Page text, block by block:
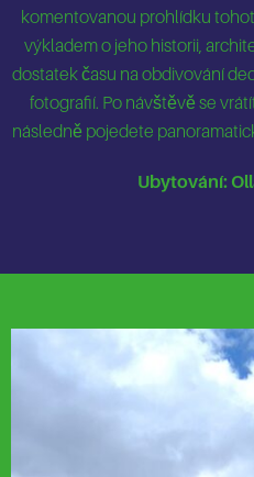
komentovanou prohlídku
výkladem o jeho historii,
dostatek času na obdivování
fotografií. Po návštěvě se
následně pojedete
Ubytování: